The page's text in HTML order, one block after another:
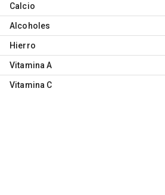
Calcio
Alcoholes
Hierro
Vitamina A
Vitamina C